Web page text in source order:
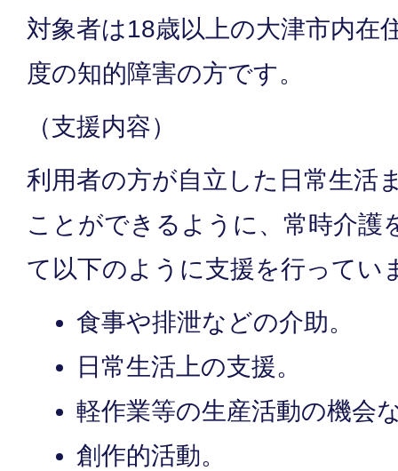
対象者は18歳以上の大津市内在
度の知的障害の方です。
（支援内容）
利用者の方が自立した日常生活
ことができるように、常時介護
て以下のように支援を行ってい
食事や排泄などの介助。
日常生活上の支援。
軽作業等の生産活動の機会
創作的活動。